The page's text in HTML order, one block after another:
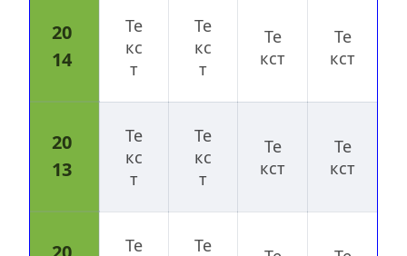
20
14
Те
кс
т
Те
кс
т
Те
кст
Те
кст
20
13
Те
кс
т
Те
кс
т
Те
кст
Те
кст
Те
Те